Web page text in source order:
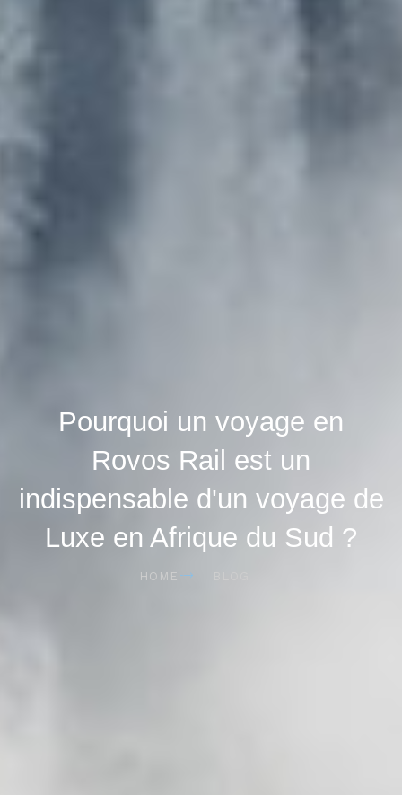
Pourquoi un voyage en
Rovos Rail est un
indispensable d'un voyage de
Luxe en Afrique du Sud ?
HOME